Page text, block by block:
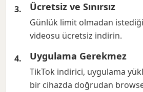
Ücretsiz ve Sınırsız
Günlük limit olmadan
videosu ücretsiz indirin.
Uygulama Gerekmez
TikTok indirici, uygulama
bir cihazda doğrudan